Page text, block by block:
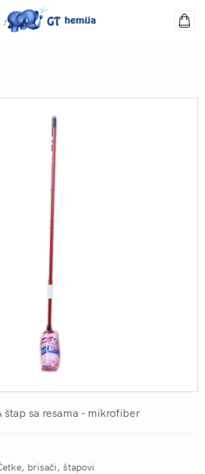
štap sa resama - mikrofiber
brisači, štapovi